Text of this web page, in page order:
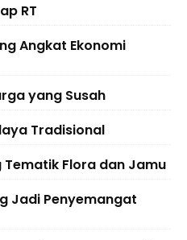
RT
Angkat Ekonomi
yang Susah
Tradisional
Flora dan Jamu
Jadi Penyemangat